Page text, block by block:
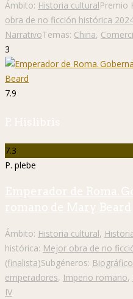
Ámbito: Historia culturalPremio
obra de no ficción histórica
NarrativoTemas: China,
3
7.9
P. Hislibris
7.3
P. plebe
Emperador de Roma.
romano de Mary Beard
Ámbito: Historia cultural,
histórica: Mejor obra de no
(finalista)Subgéneros: Biográfico
emperadores, Imperio romano,
IV